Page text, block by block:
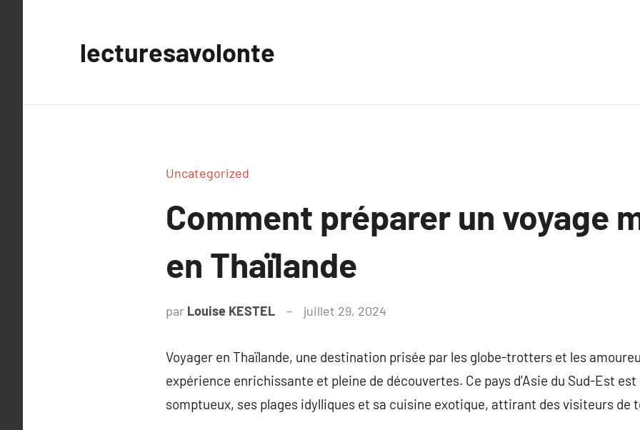
lecturesavolonte
Uncategorized
Comment préparer un voyage
en Thaïlande
par Louise KESTEL juillet 29, 2024
Voyager en Thaïlande, une destination prisée par les globe-trotters et les
expérience enrichissante et pleine de découvertes. Ce pays d’Asie du Sud-Est
somptueux, ses plages idylliques et sa cuisine exotique, attirant des visiteurs de